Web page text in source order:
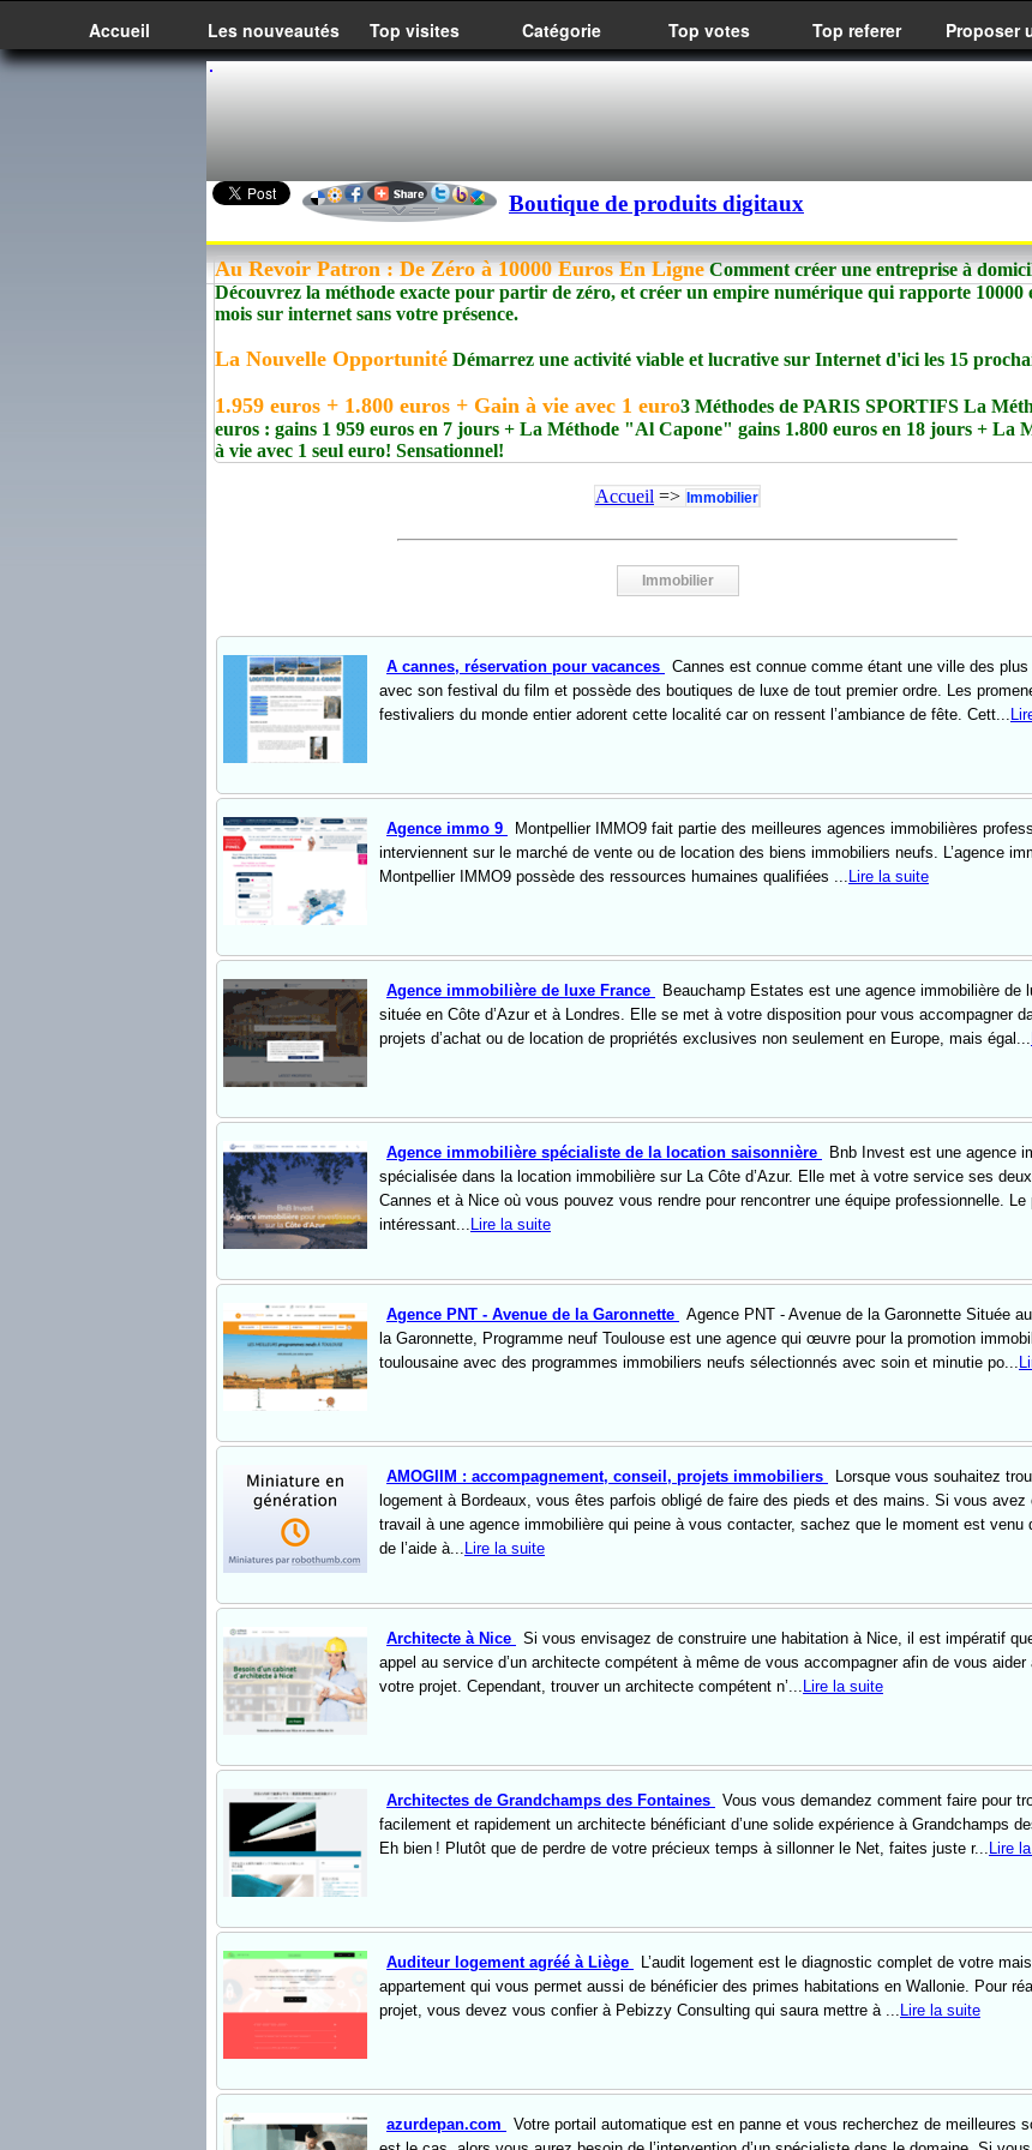
Accueil Les nouveautés Top visites Catégorie Top votes Top referer Proposer
Boutique de produits digitaux
Au Revoir Patron : De Zéro à 10000 Euros En LigneComment créer une entreprise à
Découvrez la méthode exacte pour partir de zéro, et créer un empire numérique qui rapporte 10000
mois sur internet sans votre présence.
La Nouvelle Opportunité Démarrez une activité viable et lucrative sur Internet d'ici les 15
1.959 euros + 1.800 euros + Gain à vie avec 1 euro3 Méthodes de PARIS SPORTIFS La
euros : gains 1 959 euros en 7 jours + La Méthode "Al Capone" gains 1.800 euros en 18 jours + La
à vie avec 1 seul euro! Sensationnel!
Accueil => Immobilier
Immobilier
A cannes, réservation pour vacances
Cannes est connue comme étant une ville des plus
avec son festival du film et possède des boutiques de luxe de tout premier ordre. Les
festivaliers du monde entier adorent cette localité car on ressent l’ambiance de fête. Cett...
Agence immo 9
Montpellier IMMO9 fait partie des meilleures agences immobilières
interviennent sur le marché de vente ou de location des biens immobiliers neufs. L’agence
Montpellier IMMO9 possède des ressources humaines qualifiées ... Lire la suite
Agence immobilière de luxe France
Beauchamp Estates est une agence immobilière de
située en Côte d’Azur et à Londres. Elle se met à votre disposition pour vous accompagner
projets d’achat ou de location de propriétés exclusives non seulement en Europe, mais égal...
Agence immobilière spécialiste de la location saisonnière
Bnb Invest est une agence
spécialisée dans la location immobilière sur La Côte d’Azur. Elle met à votre service ses
Cannes et à Nice où vous pouvez vous rendre pour rencontrer une équipe professionnelle. Le
intéressant... Lire la suite
Agence PNT - Avenue de la Garonnette
Agence PNT - Avenue de la Garonnette Située
la Garonnette, Programme neuf Toulouse est une agence qui œuvre pour la promotion
toulousaine avec des programmes immobiliers neufs sélectionnés avec soin et minutie po...
AMOGIIM : accompagnement, conseil, projets immobiliers
Lorsque vous souhaitez
logement à Bordeaux, vous êtes parfois obligé de faire des pieds et des mains. Si vous avez
travail à une agence immobilière qui peine à vous contacter, sachez que le moment est venu
de l’aide à... Lire la suite
Architecte à Nice
Si vous envisagez de construire une habitation à Nice, il est impératif
appel au service d’un architecte compétent à même de vous accompagner afin de vous aider
votre projet. Cependant, trouver un architecte compétent n’... Lire la suite
Architectes de Grandchamps des Fontaines
Vous vous demandez comment faire pour
facilement et rapidement un architecte bénéficiant d’une solide expérience à Grandchamps
Eh bien ! Plutôt que de perdre de votre précieux temps à sillonner le Net, faites juste r... Lire
Auditeur logement agréé à Liège
L’audit logement est le diagnostic complet de votre
appartement qui vous permet aussi de bénéficier des primes habitations en Wallonie. Pour
projet, vous devez vous confier à Pebizzy Consulting qui saura mettre à ... Lire la suite
azurdepan.com
Votre portail automatique est en panne et vous recherchez de meilleures